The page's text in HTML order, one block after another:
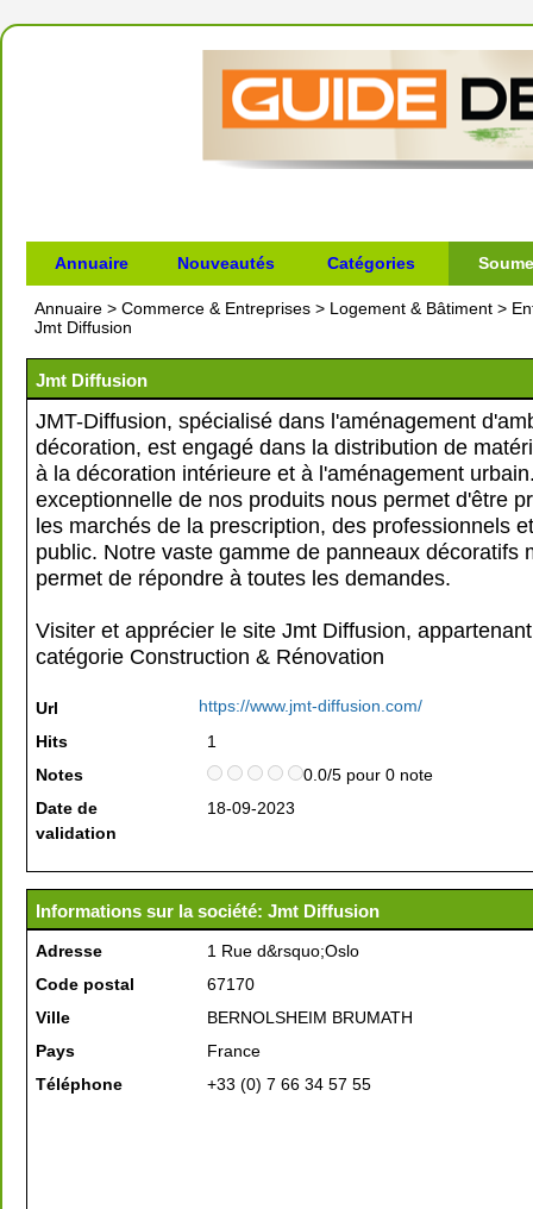
Annuaire Nouveautés Catégories
Annuaire > Commerce & Entreprises > Logement & Bâtiment >
Jmt Diffusion
Jmt Diffusion
JMT-Diffusion, spécialisé dans l'aménagement
décoration, est engagé dans la distribution de
à la décoration intérieure et à l'aménagement
exceptionnelle de nos produits nous permet d'être
les marchés de la prescription, des professionnels
public. Notre vaste gamme de panneaux décoratifs
permet de répondre à toutes les demandes.
Visiter et apprécier le site Jmt Diffusion,
catégorie Construction & Rénovation
Url
https://www.jmt-diffusion.com/
Hits
1
Notes
0.0/5 pour 0 note
Date de
validation
18-09-2023
Informations sur la société: Jmt Diffusion
Adresse
1 Rue d&rsquo;Oslo
Code postal
67170
Ville
BERNOLSHEIM BRUMATH
Pays
France
Téléphone
+33 (0) 7 66 34 57 55